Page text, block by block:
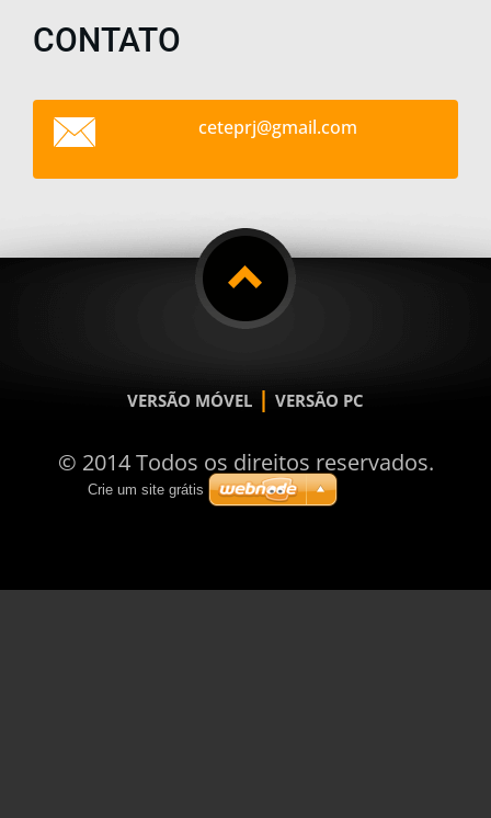
CONTATO
ceteprj@gmail.com
VERSÃO MÓVEL | VERSÃO PC
© 2014 Todos os direitos reservados.
Crie um site grátis